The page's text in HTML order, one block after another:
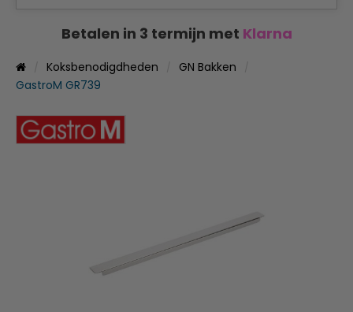
Betalen in 3 termijn met Klarna
Koksbenodigdheden
GN Bakken
GastroM GR739